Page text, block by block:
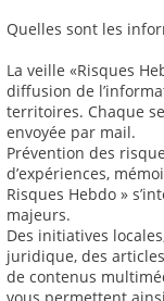
Quelles sont les
La veille «Risques
diffusion de
territoires. Chaque
envoyée par mail.
Prévention des
d’expériences,
Risques Hebdo »
majeurs.
Des initiatives
juridique, des
de contenus